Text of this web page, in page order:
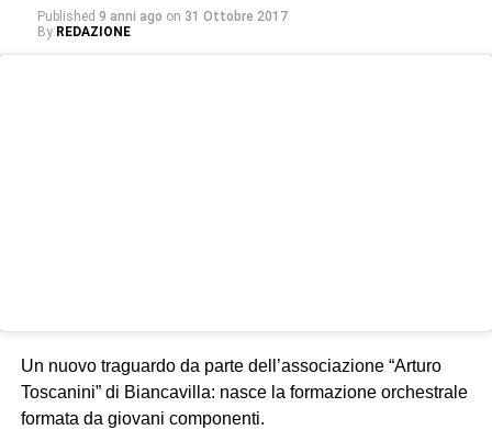
Published 9 anni ago on 31 Ottobre 2017
By REDAZIONE
Un nuovo traguardo da parte dell’associazione “Arturo
Toscanini” di Biancavilla: nasce la formazione orchestrale
formata da giovani componenti.